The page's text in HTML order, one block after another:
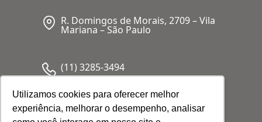
Utilizamos cookies para oferecer melhor
experiência, melhorar o desempenho, analisar
R. Domingos de Morais, 2709 – Vila
Mariana – São Paulo
(11) 3285-3494
CNPJ: 05.341.062/0001-80